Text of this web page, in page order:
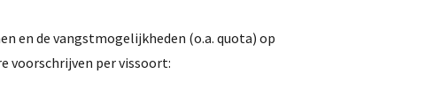
en de vangstmogelijkheden (o.a. quota) op
voorschrijven per vissoort: